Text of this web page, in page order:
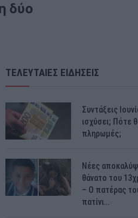
δύο
ΤΕΛΕΥΤΑΙΕΣ ΕΙΔΗΣΕΙΣ
Συντάξεις
ισχύσει; Πότε
πληρωμές;
Νέες
θάνατο του
– Ο πατέρας
πατίνι…